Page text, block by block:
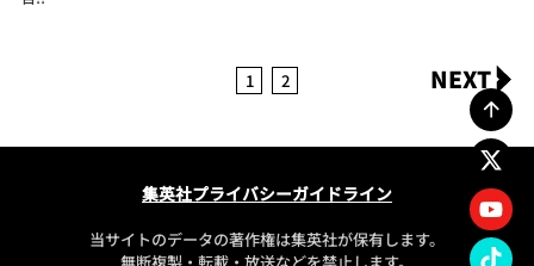
1 2 NEXT
集英社プライバシーガイドライン
当サイトのデータの著作権は集英社が保有します。
無断複製・転載・放送などを禁止します。